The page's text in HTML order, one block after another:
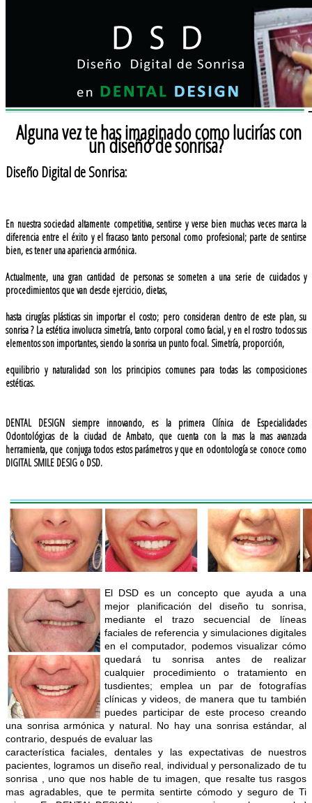
Alguna vez te has imaginado como lucirías con
un diseño de sonrisa?
Diseño Digital de Sonrisa:
En nuestra sociedad altamente competitiva, sentirse y verse bien muchas veces marca la
diferencia entre el éxito y el fracaso tanto personal como profesional; parte de sentirse
bien, es tener una apariencia armónica.
Actualmente, una gran cantidad de personas se someten a una serie de cuidados y
procedimientos que van desde ejercicio, dietas,
hasta cirugías plásticas sin importar el costo; pero consideran dentro de este plan, su
sonrisa ? La estética involucra simetría, tanto corporal como facial, y en el rostro todos sus
elementos son importantes, siendo la sonrisa un punto focal. Simetría, proporción,
equilibrio y naturalidad son los principios comunes para todas las composiciones
estéticas.
DENTAL DESIGN siempre innovando, es la primera Clínica de Especialidades
Odontológicas de la ciudad de Ambato, que cuenta con la mas la mas avanzada
herramienta, que conjuga todos estos parámetros y que en odontología se conoce como
DIGITAL SMILE DESIG o DSD.
El DSD es un concepto que ayuda a una
mejor planificación del diseño tu sonrisa,
mediante el trazo secuencial de líneas
faciales de referencia y simulaciones digitales
en el computador, podemos visualizar cómo
quedará tu sonrisa antes de realizar
cualquier procedimiento o tratamiento en
tusdientes; emplea un par de fotografías
clínicas y videos, de manera que tu también
puedes participar de este proceso creando
una sonrisa armónica y natural. No hay una sonrisa estándar, al
contrario, después de evaluar las
característica faciales, dentales y las expectativas de nuestros
pacientes, logramos un diseño real, individual y personalizado de tu
sonrisa , uno que nos hable de tu imagen, que resalte tus rasgos
mas agradables, que te permita sentirte cómodo y seguro de Ti